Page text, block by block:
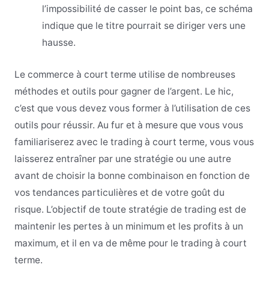
l’impossibilité de casser le point bas, ce schéma
indique que le titre pourrait se diriger vers une
hausse.
Le commerce à court terme utilise de nombreuses
méthodes et outils pour gagner de l’argent. Le hic,
c’est que vous devez vous former à l’utilisation de ces
outils pour réussir. Au fur et à mesure que vous vous
familiariserez avec le trading à court terme, vous vous
laisserez entraîner par une stratégie ou une autre
avant de choisir la bonne combinaison en fonction de
vos tendances particulières et de votre goût du
risque. L’objectif de toute stratégie de trading est de
maintenir les pertes à un minimum et les profits à un
maximum, et il en va de même pour le trading à court
terme.